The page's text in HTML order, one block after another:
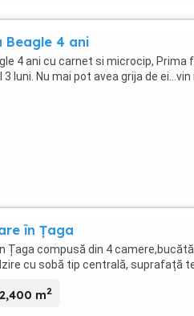
Beagle 4 ani
4 ani cu carnet si microcip, Prima
luni. Nu mai pot avea grija de ei...vin
în Țaga
Țaga compusă din 4
cu sobă tip centrală, suprafață
m2